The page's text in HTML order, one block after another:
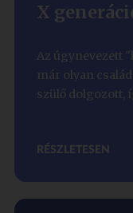
X
Az úgynevezett
már olyan
szülő dolgozott,
RÉSZLETESEN